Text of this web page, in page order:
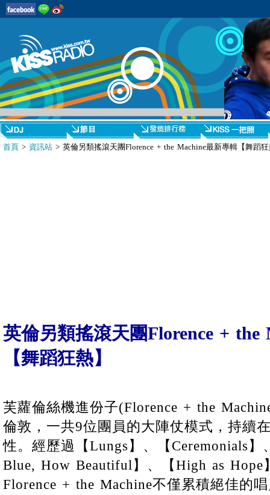
首頁 > 資訊站 > 英倫另類搖滾天團Florence + the Machine最新專輯【舞蹈
英倫另類搖滾天團Florence + the
【舞蹈狂熱】
芙蘿倫絲機進份子(Florence + the
倫敦，一共9位團員的大陣仗模式，持續
性。經歷過【Lungs】、【Ceremonials
Blue, How Beautiful】、【High as Hope
Florence + the Machine不僅累積絕佳的